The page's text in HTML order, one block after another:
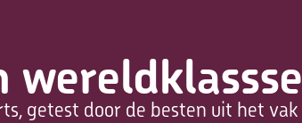
wereldklassse
getest door de besten uit het vak